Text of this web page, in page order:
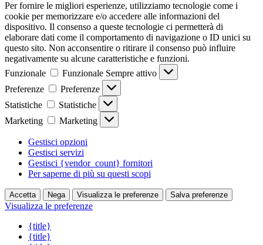
Per fornire le migliori esperienze, utilizziamo tecnologie come i
cookie per memorizzare e/o accedere alle informazioni del
dispositivo. Il consenso a queste tecnologie ci permetterà di
elaborare dati come il comportamento di navigazione o ID unici su
questo sito. Non acconsentire o ritirare il consenso può influire
negativamente su alcune caratteristiche e funzioni.
Funzionale
Funzionale Sempre attivo
Preferenze
Preferenze
Statistiche
Statistiche
Marketing
Marketing
Gestisci opzioni
Gestisci servizi
Gestisci {vendor_count} fornitori
Per saperne di più su questi scopi
Accetta Nega Visualizza le preferenze Salva preferenze
Visualizza le preferenze
{title}
{title}